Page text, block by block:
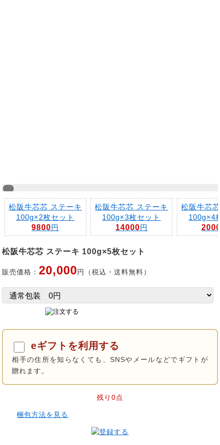
松阪牛芯芯 ステーキ
100g×2枚セット
9800円
松阪牛芯芯 ステーキ
100g×3枚セット
14000円
松阪牛芯
100g×4
松阪牛芯芯 ステーキ 100g×5枚セット
販売価格：20,000円（税込・送料無料）
eギフトを利用する
相手の住所を知らなくても、SNSやメールなどでギフトが
贈れます。
残り0点
梱包方法を見る